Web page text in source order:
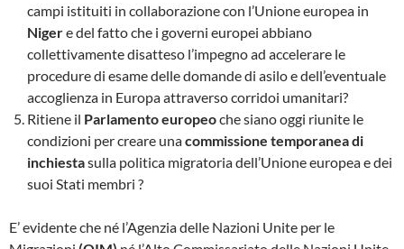
campi istituiti in collaborazione con l’Unione europea in
Nigere del fatto che i governi europei abbiano
collettivamente disatteso l’impegno ad accelerare le
procedure di esame delle domande di asilo e dell’eventuale
accoglienza in Europa attraverso corridoi umanitari?
Ritiene il Parlamento europeoche siano oggi riunite le
condizioni per creare unacommissione temporanea di
inchiestasulla politica migratoria dell’Unione europea e dei
suoi Stati membri ?
E’ evidente che né l’Agenzia delle Nazioni Unite per le